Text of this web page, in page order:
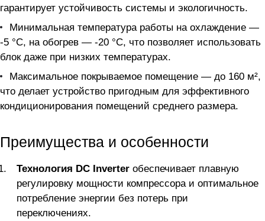
гарантирует устойчивость системы и экологичность.
Минимальная температура работы на охлаждение —
-5 °C, на обогрев — -20 °C, что позволяет использовать
блок даже при низких температурах.
Максимальное покрываемое помещение — до 160 м²,
что делает устройство пригодным для эффективного
кондиционирования помещений среднего размера.
Преимущества и особенности
Технология DC Inverter обеспечивает плавную
регулировку мощности компрессора и оптимальное
потребление энергии без потерь при
переключениях.